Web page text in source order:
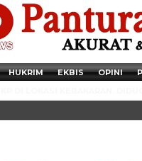
HUKRIM EKBIS OPINI